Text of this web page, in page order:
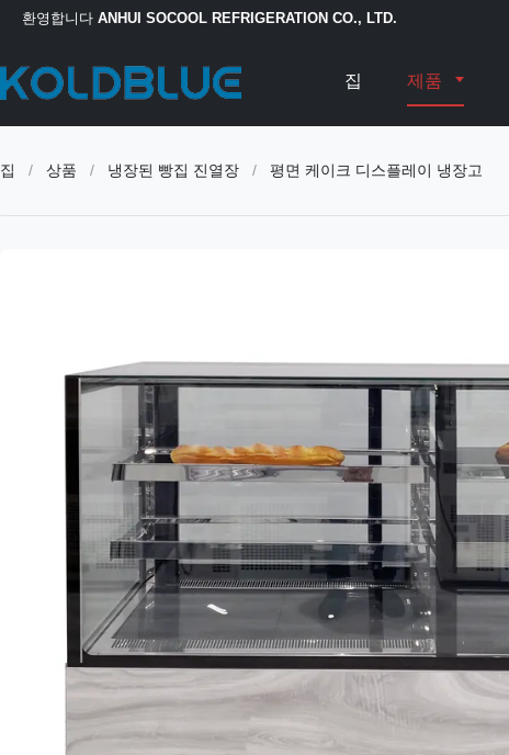
환영합니다 ANHUI SOCOOL REFRIGERATION CO., LTD.
집 제품
집 / 상품 / 냉장된 빵집 진열장 / 평면 케이크 디스플레이 냉장고